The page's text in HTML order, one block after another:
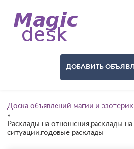
ДОБАВИТЬ
Доска объявлений магии и
»
Расклады на отношения,расклады
ситуации,годовые расклады